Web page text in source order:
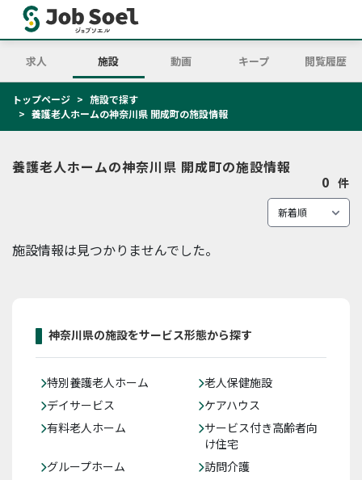
求人 施設 動画 キープ 閲覧履歴
トップページ
施設で探す
養護老人ホームの神奈川県 開成町の施設情報
養護老人ホームの神奈川県 開成町の施設情報
0 件
施設情報は見つかりませんでした。
神奈川県の施設をサービス形態から探す
特別養護老人ホーム
老人保健施設
デイサービス
ケアハウス
有料老人ホーム
サービス付き高齢者向
け住宅
グループホーム
訪問介護